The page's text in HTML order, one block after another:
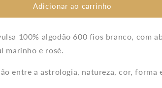
Fronha
Zodiac
600
Fios
Adicionar ao carrinho
100% algodão 600 fios branco, com
marinho e rosè.
entre a astrologia, natureza, cor, forma